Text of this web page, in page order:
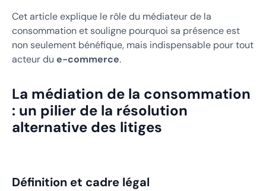
Cet article explique le rôle du médiateur de la
consommation et souligne pourquoi sa présence est
non seulement bénéfique, mais indispensable pour tout
acteur du e-commerce.
La médiation de la consommation
: un pilier de la résolution
alternative des litiges
Définition et cadre légal